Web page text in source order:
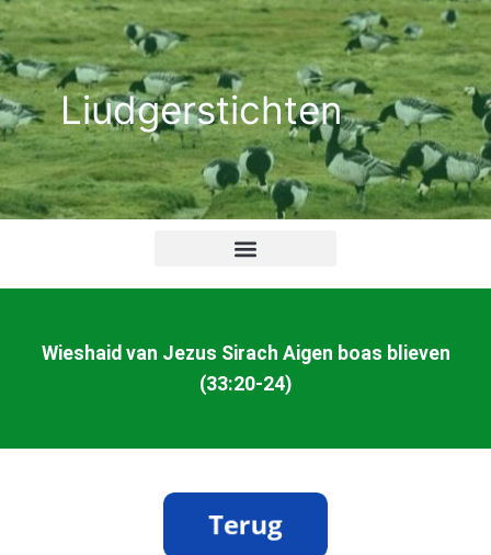
Ga
naar
de
inhoudLiudgerstichten
Wieshaid van Jezus Sirach Aigen boas blieven
(33:20-24)